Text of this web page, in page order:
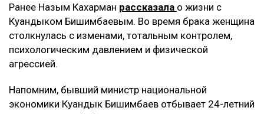
Ранее Назым Кахарман рассказала о жизни с
Куандыком Бишимбаевым. Во время брака женщина
столкнулась с изменами, тотальным контролем,
психологическим давлением и физической
агрессией.
Напомним, бывший министр национальной
экономики Куандык Бишимбаев отбывает 24-летний